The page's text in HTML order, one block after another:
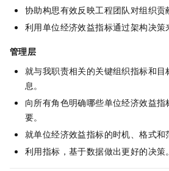
协助构思有效反映工程团队对组织贡
利用单位经济效益指标通过架构决策
管理层
就与我职责相关的关键组织指标和目
息。
向所有角色明确哪些单位经济效益
要。
就单位经济效益指标的时机、格式和
利用指标，基于数据做出更好的决策。